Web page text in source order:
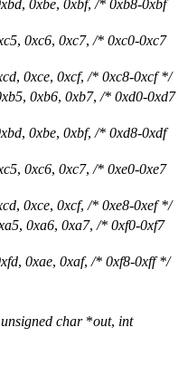
, 0xbe, 0xbf, /* 0xb8-0xbf
, 0xc6, 0xc7, /* 0xc0-0xc7
, 0xce, 0xcf, /* 0xc8-0xcf */
, 0xb6, 0xb7, /* 0xd0-0xd7
, 0xbe, 0xbf, /* 0xd8-0xdf
, 0xc6, 0xc7, /* 0xe0-0xe7
, 0xce, 0xcf, /* 0xe8-0xef */
, 0xa6, 0xa7, /* 0xf0-0xf7
, 0xae, 0xaf, /* 0xf8-0xff */
unsigned char*out, int